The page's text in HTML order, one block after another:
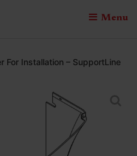
Menu
For Installation – SupportLine